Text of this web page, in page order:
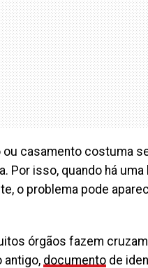
casamento costuma
Por isso, quando há
o problema pode
órgãos fazem
antigo, documento de